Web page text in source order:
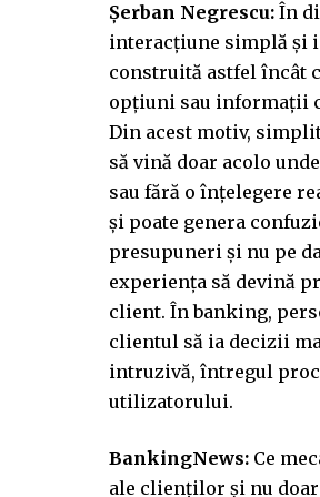
Șerban Negrescu: În
interacțiune simplă și
construită astfel încât
opțiuni sau informații
Din acest motiv,
să vină doar acolo
sau fără o înțelegere
și poate genera
presupuneri și nu pe
experiența să devină
client. În banking,
clientul să ia decizii
intruzivă, întregul
utilizatorului.
BankingNews: Ce
ale clienților și nu